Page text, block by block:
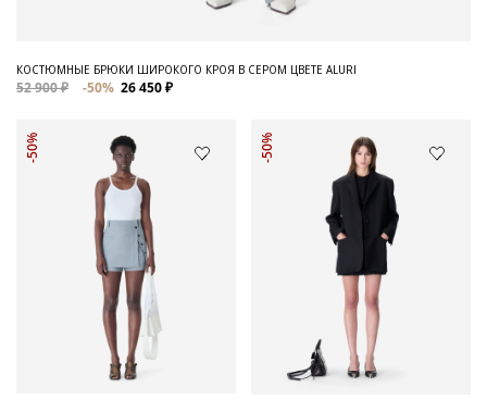
КОСТЮМНЫЕ БРЮКИ ШИРОКОГО КРОЯ В СЕРОМ ЦВЕТЕ ALURI
52 900 ₽ -50% 26 450 ₽
-50% -50%